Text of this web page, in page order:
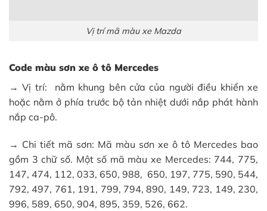
Vị trí mã màu xe Mazda
Code màu sơn xe ô tô Mercedes
→ Vị trí: nằm khung bên cửa của người điều khiển xe
hoặc nằm ở phía trước bộ tản nhiệt dưới nắp phát hành
nắp ca-pô.
→ Chi tiết mã sơn: Mã màu sơn xe ô tô Mercedes bao
gồm 3 chữ số. Một số mã màu xe Mercedes: 744, 775,
147, 474, 112, 033, 650, 988, 650, 197, 775, 590, 544,
792, 497, 761, 191, 799, 794, 890, 149, 723, 149, 230,
996, 589, 650, 904, 895, 359, 526, 662.